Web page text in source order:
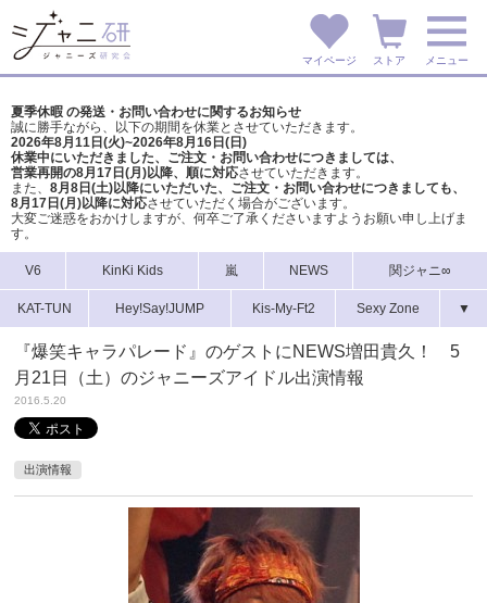
マイページ ストア メニュー
夏季休暇 の発送・お問い合わせに関するお知らせ
誠に勝手ながら、以下の期間を休業とさせていただきます。
2026年8月11日(火)~2026年8月16日(日)
休業中にいただきました、ご注文・お問い合わせにつきましては、
営業再開の8月17日(月)以降、順に対応させていただきます。
また、 8月8日(土)以降にいただいた、ご注文・ お問い合わせにつきましても、
8月17日(月)以降に対応させていただく場合がございます。
大変ご迷惑をおかけしますが、 何卒ご了承くださいますようお願い申し上げま
す。
V6 KinKi Kids 嵐 NEWS 関ジャニ∞
KAT-TUN Hey!Say!JUMP Kis-My-Ft2 Sexy Zone ▼
『爆笑キャラパレード』のゲストにNEWS増田貴久！ 5
月21日（土）のジャニーズアイドル出演情報
2016.5.20
出演情報